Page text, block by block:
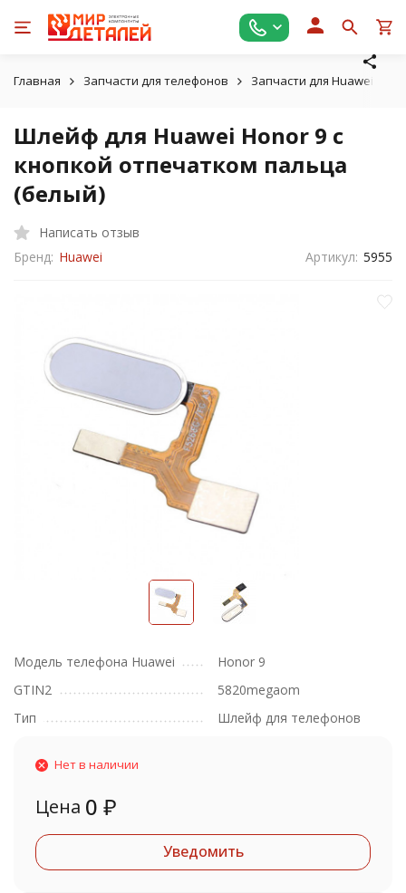
Главная Запчасти для телефонов Запчасти для Huawei
Шлейф для Huawei Honor 9 с
кнопкой отпечатком пальца
(белый)
Написать отзыв
Бренд: Huawei Артикул: 5955
Модель телефона Huawei
Honor 9
GTIN2
5820megaom
Тип
Шлейф для телефонов
Нет в наличии
Цена 0 ₽
Уведомить